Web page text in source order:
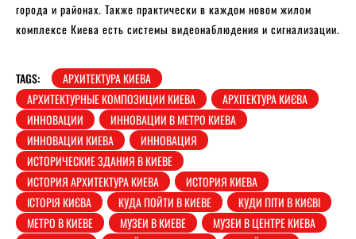
города и районах. Также практически в каждом новом жилом
комплексе Киева есть системы видеонаблюдения и сигнализации.
TAGS:
АРХИТЕКТУРА КИЕВА
АРХИТЕКТУРНЫЕ КОМПОЗИЦИИ КИЕВА
АРХІТЕКТУРА КИЄВА
ИННОВАЦИИ
ИННОВАЦИИ В МЕТРО КИЕВА
ИННОВАЦИИ КИЕВА
ИННОВАЦИЯ
ИСТОРИЧЕСКИЕ ЗДАНИЯ В КИЕВЕ
ИСТОРИЯ АРХИТЕКТУРА КИЕВА
ИСТОРИЯ КИЕВА
ІСТОРІЯ КИЄВА
КУДА ПОЙТИ В КИЕВЕ
КУДИ ПІТИ В КИЄВІ
МЕТРО В КИЕВЕ
МУЗЕИ В КИЕВЕ
МУЗЕИ В ЦЕНТРЕ КИЕВА